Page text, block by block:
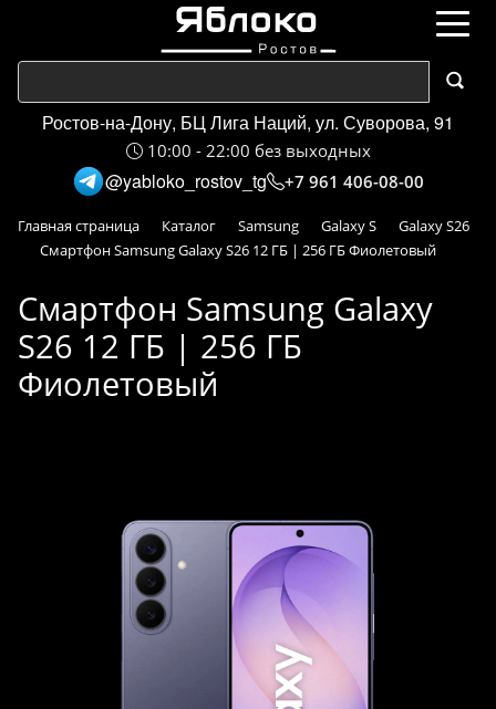
Ростов-на-Дону, БЦ Лига Наций, ул. Суворова, 91
10:00 - 22:00 без выходных
@yabloko_rostov_tg +7 961 406-08-00
Главная страница Каталог Samsung Galaxy S
Galaxy S26
Смартфон Samsung Galaxy S26 12 ГБ | 256 ГБ Фиолетовый
Смартфон Samsung Galaxy
S26 12 ГБ | 256 ГБ
Фиолетовый